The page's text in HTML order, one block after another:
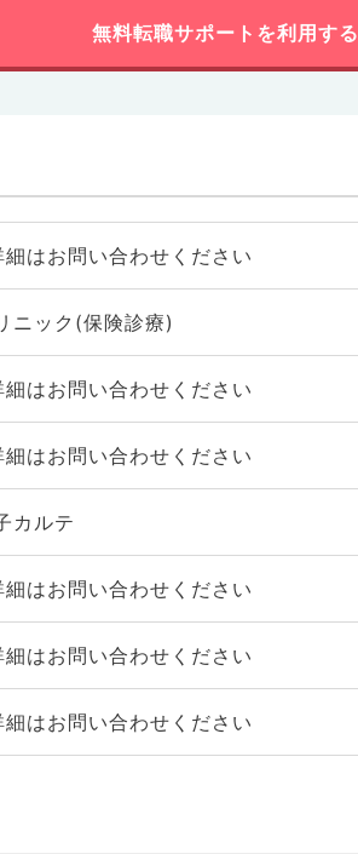
無料転職サポートを利用する
細はお問い合わせください
ニック(保険診療)
細はお問い合わせください
細はお問い合わせください
カルテ
細はお問い合わせください
細はお問い合わせください
細はお問い合わせください